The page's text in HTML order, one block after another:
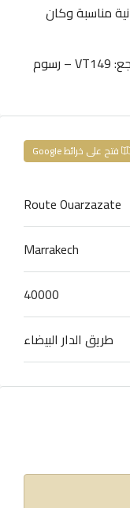
مناسبة وكان
السعر: 3000000.00 درهم/هكتار – المرجع: VT149 – رسوم
فتح على خرائط Google
Route Ouarzazate
Marrakech
40000
طريق الدار البيضاء